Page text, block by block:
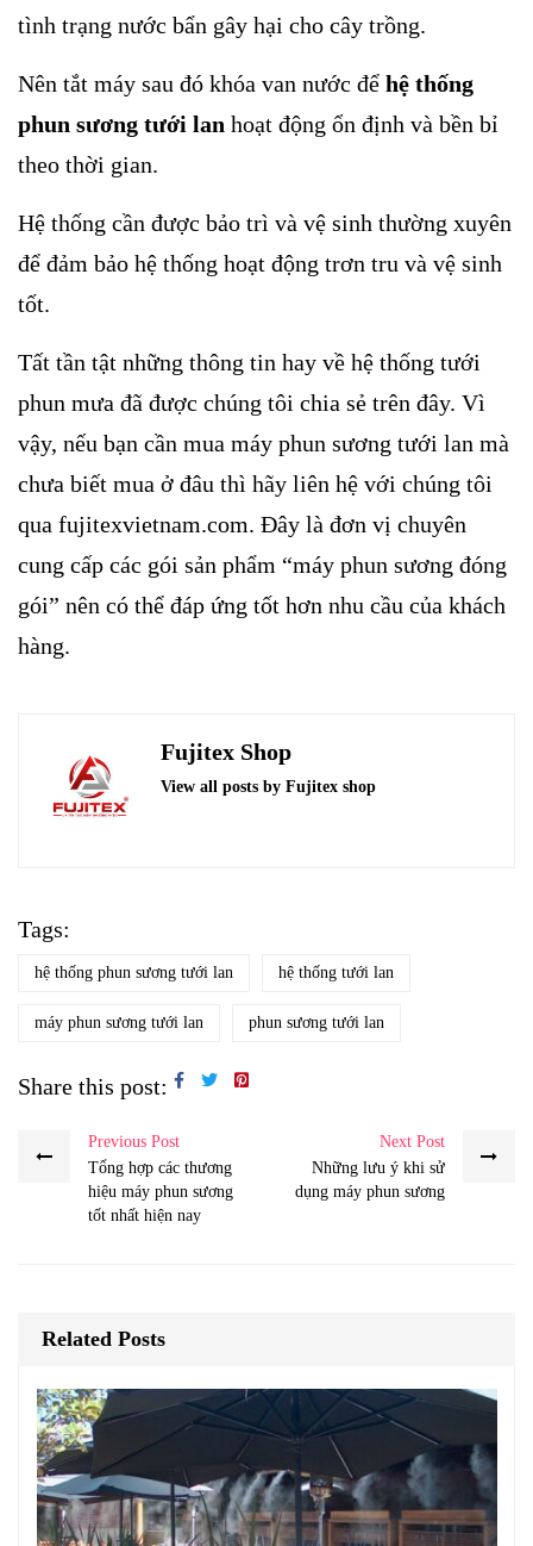
tình trạng nước bẩn gây hại cho cây trồng.
Nên tắt máy sau đó khóa van nước để hệ thống
phun sương tưới lan hoạt động ổn định và bền bỉ
theo thời gian.
Hệ thống cần được bảo trì và vệ sinh thường xuyên
để đảm bảo hệ thống hoạt động trơn tru và vệ sinh
tốt.
Tất tần tật những thông tin hay về hệ thống tưới
phun mưa đã được chúng tôi chia sẻ trên đây. Vì
vậy, nếu bạn cần mua máy phun sương tưới lan mà
chưa biết mua ở đâu thì hãy liên hệ với chúng tôi
qua fujitexvietnam.com. Đây là đơn vị chuyên
cung cấp các gói sản phẩm “máy phun sương đóng
gói” nên có thể đáp ứng tốt hơn nhu cầu của khách
hàng.
Fujitex Shop
View all posts by Fujitex shop
Tags:
hệ thống phun sương tưới lan hệ thống tưới lan
máy phun sương tưới lan phun sương tưới lan
Share this post:
Previous Post
Tổng hợp các thương
hiệu máy phun sương
tốt nhất hiện nay
Next Post
Những lưu ý khi sử
dụng máy phun sương
Related Posts